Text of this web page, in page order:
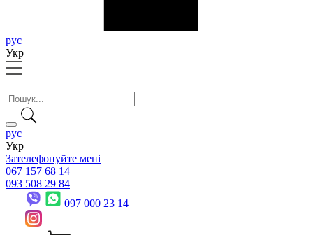
рус
Укр
рус
Укр
Зателефонуйте мені
067 157 68 14
093 508 29 84
097 000 23 14